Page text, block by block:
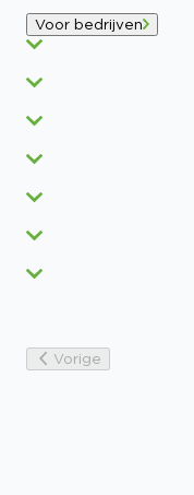
Voor bedrijven
Vorige